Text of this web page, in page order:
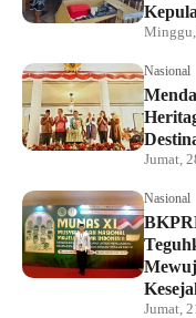
Nasional
Jumat,
Nasional
Jumat,